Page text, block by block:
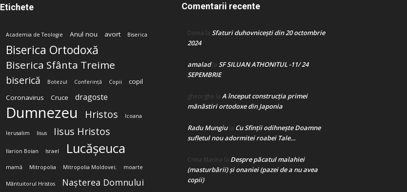
Etichete
Academia de Teologie Anul nou avort Biserica
Biserica Ortodoxă
Biserica Sfânta Treime
biserică Botezul Conferință Copii
copil
Coronavirus
Cruce dragoste
Dumnezeu Hristos Icoana
Ierusalim Iisus Iisus Hristos
Ilarion Boian Israel Lucășeuca
mamă Mitropolia Mitropolia Moldovei; moarte
Mântuitorul Hristos Nașterea Domnului
Comentarii recente
Doina la Sfaturi duhovnicești din 20 octombrie
2024
amaladla SF SILUAN ATHONITUL -11/ 24
SEPEMBRIE
gheorghe la A început construcţia primei
mănăstiri ortodoxe din Japonia
Radu Mungiula Cu Sfinții odihnește Doamne
sufletul nou adormitei roabei Tale…
Crina Marina la Despre păcatul malahiei
(masturbării) şi onaniei (pazei de a nu avea
copii)